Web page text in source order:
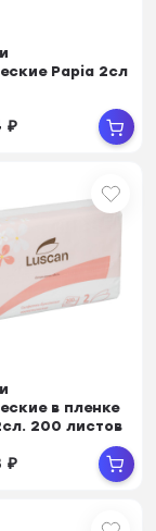
Papia 2сл
₽
в пленке
200 листов
₽